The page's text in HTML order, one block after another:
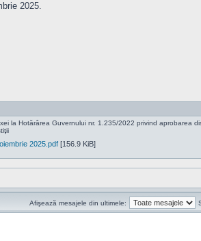
2025.
la Hotărârea Guvernului nr. 1.235/2022 privind aprobarea
2025.pdf [156.9 KiB]
Afişează mesajele din ultimele: